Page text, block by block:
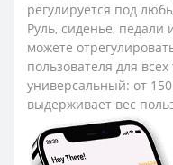
регулируется под
Руль, сиденье, педали
можете
пользователя для
универсальный: от
выдерживает вес